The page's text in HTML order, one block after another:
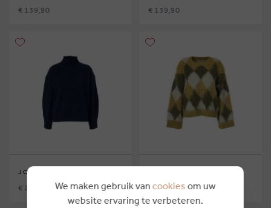
€ 139,90 € 139,90
JCSOPHIE
€ 219,90 € 139,90
We maken gebruik van cookies om uw
website ervaring te verbeteren.